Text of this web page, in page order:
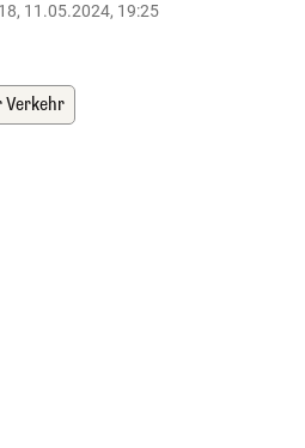
11.05.2024, 19:25
Verkehr